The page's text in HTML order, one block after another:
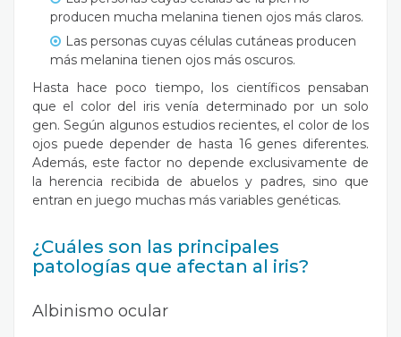
producen mucha melanina tienen ojos más claros.
Las personas cuyas células cutáneas producen
más melanina tienen ojos más oscuros.
Hasta hace poco tiempo, los científicos pensaban
que el color del iris venía determinado por un solo
gen. Según algunos estudios recientes, el color de los
ojos puede depender de hasta 16 genes diferentes.
Además, este factor no depende exclusivamente de
la herencia recibida de abuelos y padres, sino que
entran en juego muchas más variables genéticas.
¿Cuáles son las principales
patologías que afectan al iris?
Albinismo ocular